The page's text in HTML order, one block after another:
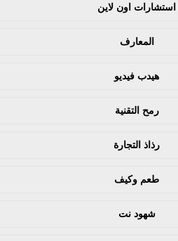
استشارات اون لاين
المعارف
هيدب فيديو
رمح التقنية
رذاذ التجارة
طعم وكيف
شهود نت